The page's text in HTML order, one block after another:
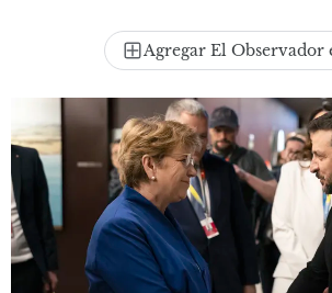
Agregar El Observador